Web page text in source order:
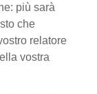
più sarà
che
relatore
vostra